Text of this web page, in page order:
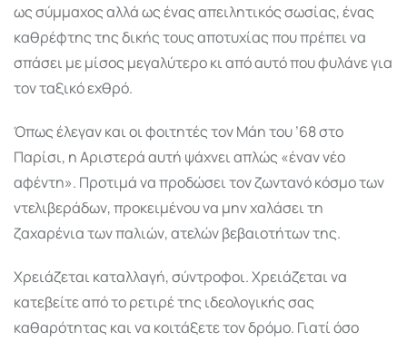
ως σύμμαχος αλλά ως ένας απειλητικός σωσίας, ένας
καθρέφτης της δικής τους αποτυχίας που πρέπει να
σπάσει με μίσος μεγαλύτερο κι από αυτό που φυλάνε για
τον ταξικό εχθρό.
Όπως έλεγαν και οι φοιτητές τον Μάη του ’68 στο
Παρίσι, η Αριστερά αυτή ψάχνει απλώς «έναν νέο
αφέντη». Προτιμά να προδώσει τον ζωντανό κόσμο των
ντελιβεράδων, προκειμένου να μην χαλάσει τη
ζαχαρένια των παλιών, ατελών βεβαιοτήτων της.
Χρειάζεται καταλλαγή, σύντροφοι. Χρειάζεται να
κατεβείτε από το ρετιρέ της ιδεολογικής σας
καθαρότητας και να κοιτάξετε τον δρόμο. Γιατί όσο